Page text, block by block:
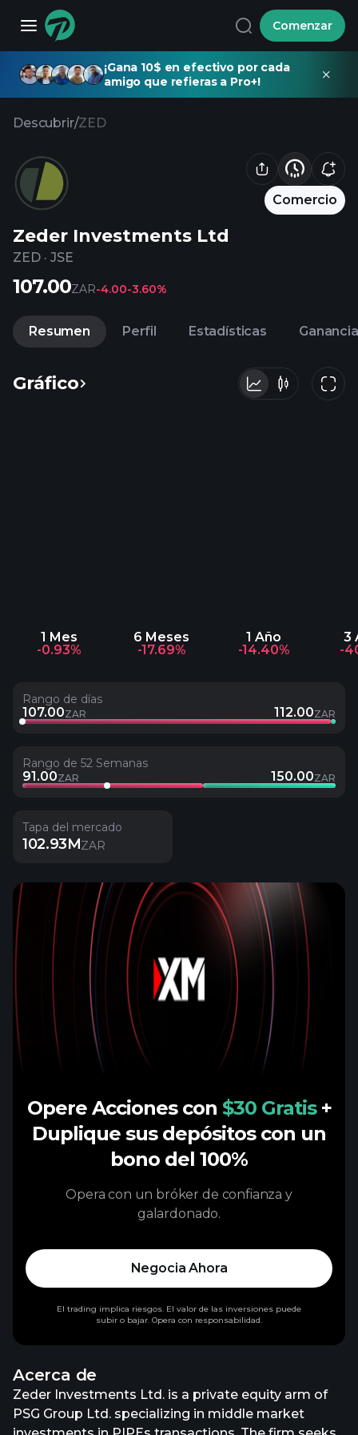
Comenzar
¡Gana 10$ en efectivo por cada
amigo que refieras a Pro+!
Descubrir/ZED
Comercio
Zeder Investments Ltd
ZED · JSE
107.00ZAR-4.00-3.60%
Resumen Perfil Estadísticas
Gráfico
1 Mes
-0.93%
6 Meses
-17.69%
1 Año
-14.40%
3
-
Rango de días
107.00ZAR 112.00ZAR
Rango de 52 Semanas
91.00ZAR 150.00ZAR
Tapa del mercado
102.93MZAR
Acerca de
Zeder Investments Ltd. is a private equity arm of
PSG Group Ltd. specializing in middle market
Opere Acciones con $30 Gratis +
Duplique sus depósitos con un
bono del 100%
Opera con un bróker de confianza y
galardonado.
Negocia Ahora
El trading implica riesgos. El valor de las inversiones puede
subir o bajar. Opera con responsabilidad.